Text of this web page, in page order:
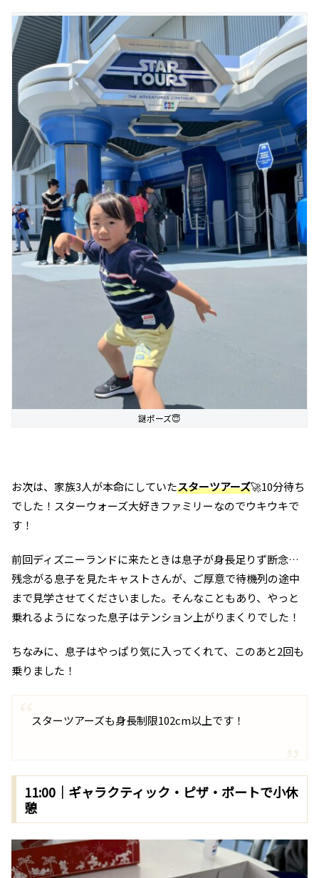
謎ポーズ😇
お次は、家族3人が本命にしていたスターツアーズ🚀10分待ち
でした！スターウォーズ大好きファミリーなのでウキウキで
す！
前回ディズニーランドに来たときは息子が身長足りず断念…
残念がる息子を見たキャストさんが、ご厚意で待機列の途中
まで見学させてくださいました。そんなこともあり、やっと
乗れるようになった息子はテンション上がりまくりでした！
ちなみに、息子はやっぱり気に入ってくれて、このあと2回も
乗りました！
スターツアーズも身長制限102cm以上です！
11:00｜ギャラクティック・ピザ・ポートで小休
憩